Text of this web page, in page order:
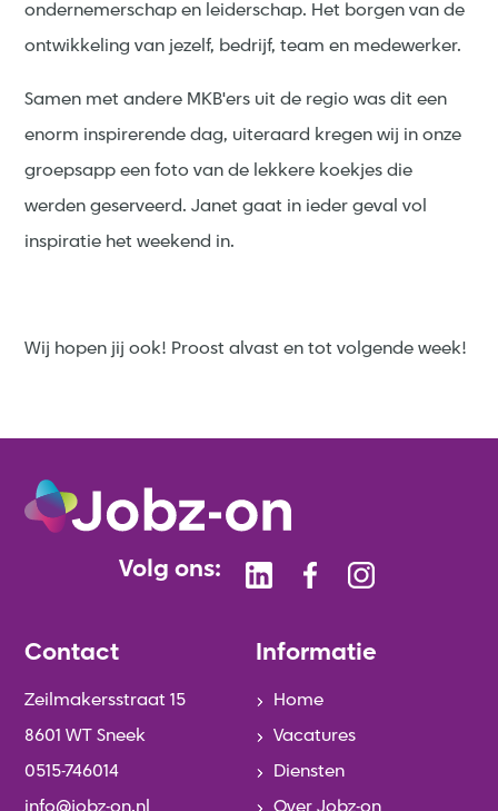
ondernemerschap en leiderschap. Het borgen van de
ontwikkeling van jezelf, bedrijf, team en medewerker.
Samen met andere MKB'ers uit de regio was dit een
enorm inspirerende dag, uiteraard kregen wij in onze
groepsapp een foto van de lekkere koekjes die
werden geserveerd. Janet gaat in ieder geval vol
inspiratie het weekend in.
Wij hopen jij ook! Proost alvast en tot volgende week!
Volg ons:
Contact
Zeilmakersstraat 15
8601 WT Sneek
0515-746014
Informatie
Home
Vacatures
Diensten